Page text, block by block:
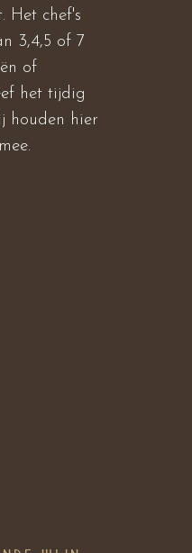
Het chef's
3,4,5 of 7
of
het tijdig
houden hier